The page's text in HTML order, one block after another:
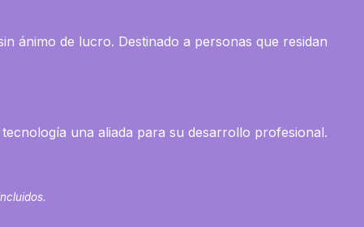
ánimo de lucro. Destinado a personas que residan
una aliada para su desarrollo profesional.